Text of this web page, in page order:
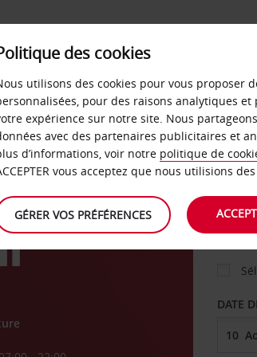
LIBRE-SERVICE
DATE
des cookies
utilisons des cookies pour vous proposer
pour des raisons analytiques
expérience sur notre site. Nous
avec des partenaires publicitaires et
d’informations, voir notre politique de
vous acceptez que nous utilisions
GÉRER VOS PRÉFÉRENCES